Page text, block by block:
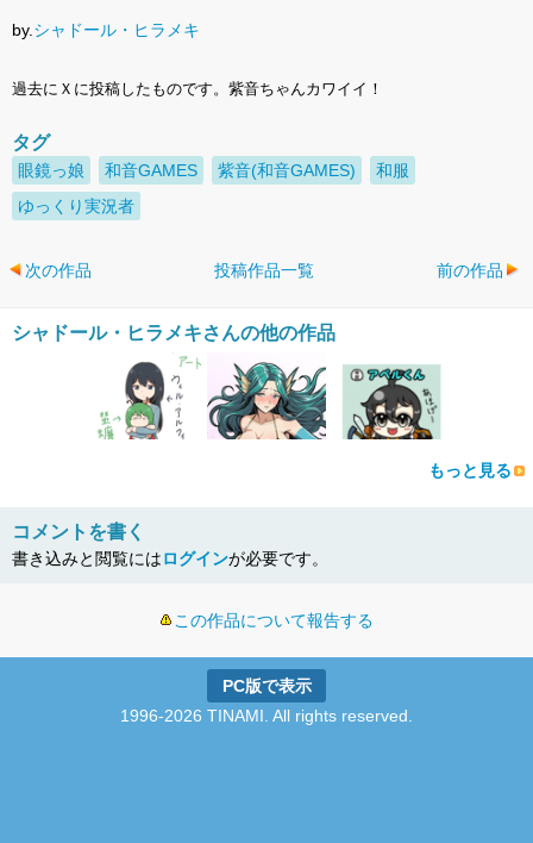
by. シャドール・ヒラメキ
過去にＸに投稿したものです。紫音ちゃんカワイイ！
タグ
眼鏡っ娘 和音GAMES 紫音(和音GAMES)
和服
ゆっくり実況者
次の作品 投稿作品一覧 前の作品
シャドール・ヒラメキさんの他の作品
もっと見る
コメントを書く
書き込みと閲覧にはログインが必要です。
この作品について報告する
PC版で表示
1996-2026 TINAMI. All rights reserved.